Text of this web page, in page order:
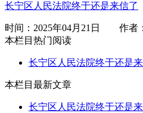
长宁区人民法院终于还是来信了
时间：2025年04月21日 作
本栏目热门阅读
长宁区人民法院终于还是
本栏目最新文章
长宁区人民法院终于还是